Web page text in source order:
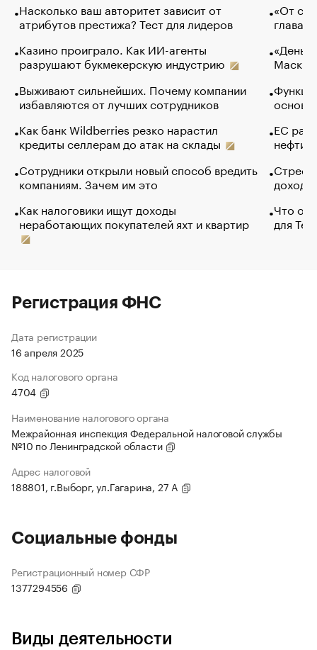
Насколько ваш авторитет зависит от
атрибутов престижа? Тест для лидеров
Казино проиграло. Как ИИ-агенты
разрушают букмекерскую индустрию
Выживают сильнейших. Почему компании
избавляются от лучших сотрудников
Как банк Wildberries резко нарастил
кредиты селлерам до атак на склады
Сотрудники открыли новый способ вредить
компаниям. Зачем им это
Как налоговики ищут доходы
неработающих покупателей яхт и квартир
«От
глава
Маск в
основ
ЕС
нефти
Что
для
Регистрация ФНС
Дата регистрации
16 апреля 2025
Код налогового органа
4704
Наименование налогового органа
Межрайонная инспекция Федеральной налоговой службы
№10 по Ленинградской области
Адрес налоговой
188801, г.Выборг, ул.Гагарина, 27 А
Социальные фонды
Регистрационный номер СФР
1377294556
Виды деятельности